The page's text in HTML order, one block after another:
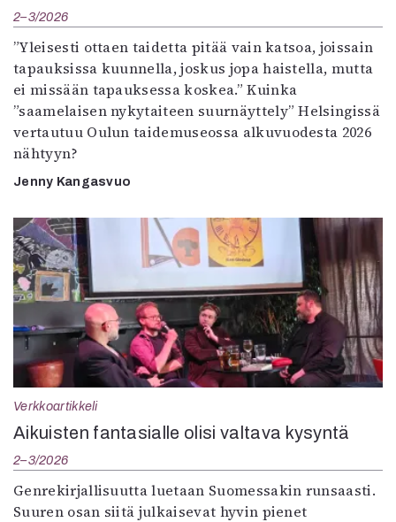
2–3/2026
”Yleisesti ottaen taidetta pitää vain katsoa, joissain
tapauksissa kuunnella, joskus jopa haistella, mutta
ei missään tapauksessa koskea.” Kuinka
”saamelaisen nykytaiteen suurnäyttely” Helsingissä
vertautuu Oulun taidemuseossa alkuvuodesta 2026
nähtyyn?
Jenny Kangasvuo
Verkkoartikkeli
Aikuisten fantasialle olisi valtava kysyntä
2–3/2026
Genrekirjallisuutta luetaan Suomessakin runsaasti.
Suuren osan siitä julkaisevat hyvin pienet